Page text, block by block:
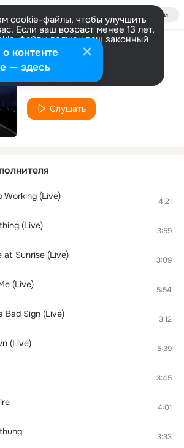
Войти
cookie-файлы, чтобы улучшить
Если ваш возраст менее 13 лет,
файлы должен ваш законный
Больше информации
Настроить
Change It Up
Brad Wilson
Слушать
Working (Live) 4:21
(Live) 3:59
at Sunrise (Live) 3:09
(Live) 5:54
Bad Sign (Live) 3:12
(Live) 5:39
3:45
4:01
3:33
контенте
— здесь